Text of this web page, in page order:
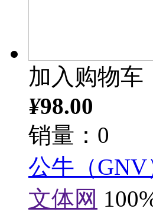
加入购物车
¥98.00
销量：0
公牛（
文体网